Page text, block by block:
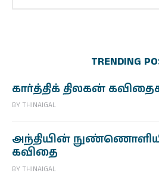
TRENDING
கார்த்திக் திலகன்
BY THINAIGAL
அந்தியின்
கவிதை
BY THINAIGAL